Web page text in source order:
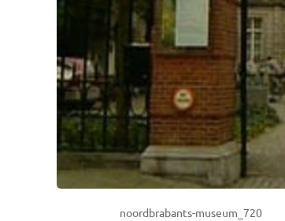
noordbrabants-museum_720